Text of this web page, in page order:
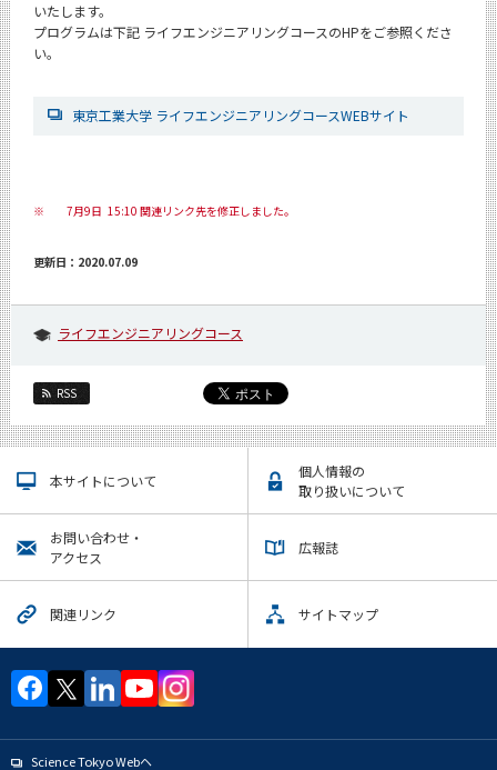
いたします。
プログラムは下記 ライフエンジニアリングコースのHPをご参照くださ
い。
東京工業大学 ライフエンジニアリングコースWEBサイト
※ 7月9日 15:10 関連リンク先を修正しました。
更新日：2020.07.09
ライフエンジニアリングコース
RSS
本サイトについて
個人情報の
取り扱いについて
お問い合わせ・
アクセス
広報誌
関連リンク サイトマップ
Science Tokyo Webヘ